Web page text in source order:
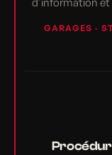
d'information et
GARAGES ·